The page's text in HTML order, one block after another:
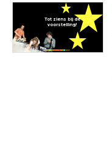
Tot ziens bij de
voorstelling!